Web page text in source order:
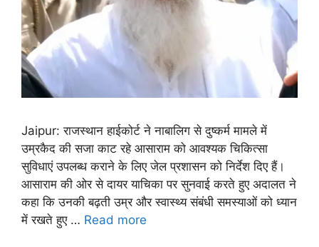
Jaipur: राजस्थान हाईकोर्ट ने नाबालिग से दुष्कर्म मामले में
उम्रकैद की सजा काट रहे आसाराम को आवश्यक चिकित्सा
सुविधाएं उपलब्ध कराने के लिए जेल प्रशासन को निर्देश दिए हैं।
आसाराम की ओर से दायर याचिका पर सुनवाई करते हुए अदालत ने
कहा कि उनकी बढ़ती उम्र और स्वास्थ्य संबंधी समस्याओं को ध्यान
में रखते हुए … Read more